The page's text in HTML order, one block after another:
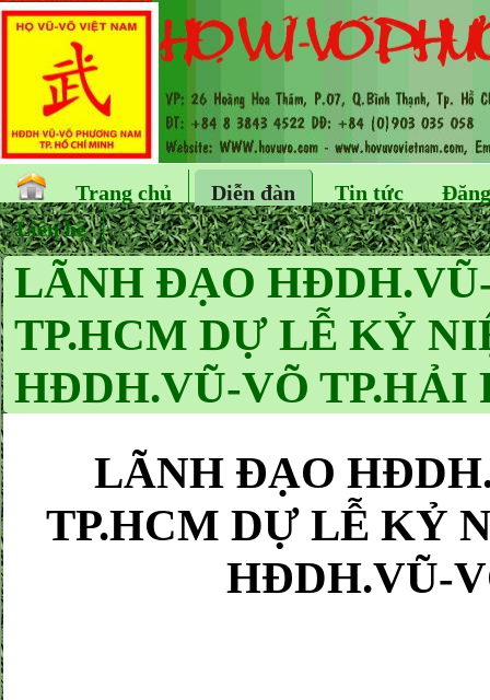
Trang chủ Diễn đàn Tin tức
Liên hệ
LÃNH ĐẠO
TP.HCM DỰ LỄ KỶ
HĐDH.VŨ-VÕ TP.HẢI
LÃNH ĐẠO
TP.HCM DỰ LỄ KỶ
HĐDH.VŨ-